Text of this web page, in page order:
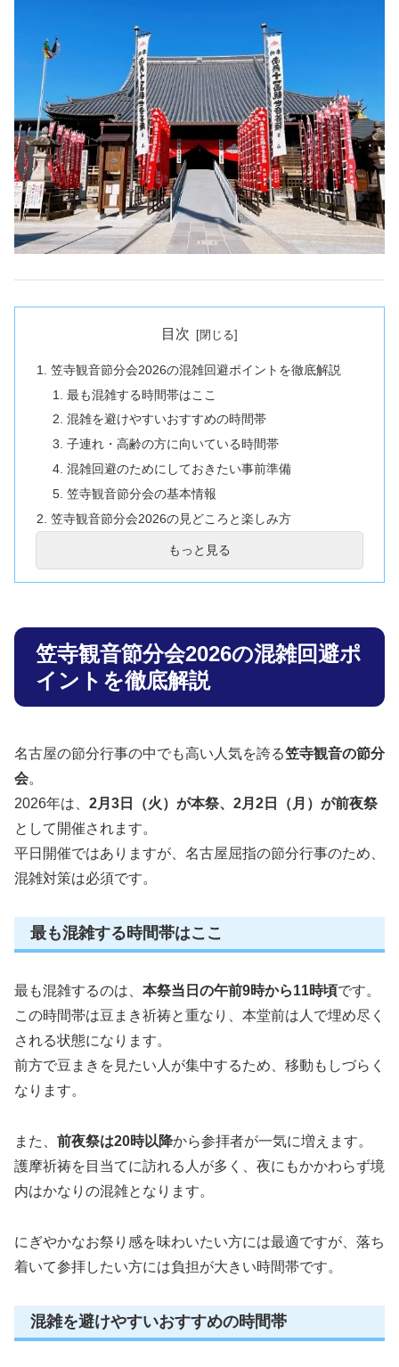
目次
笠寺観音節分会2026の混雑回避ポイントを徹底解説
最も混雑する時間帯はここ
混雑を避けやすいおすすめの時間帯
子連れ・高齢の方に向いている時間帯
混雑回避のためにしておきたい事前準備
笠寺観音節分会の基本情報
笠寺観音節分会2026の見どころと楽しみ方
前夜祭の目玉「開運厄除大護摩祈祷」
本祭最大の見どころ「豆まき祈祷」
笠寺観音節分会2026で立ち寄りたい人気のグルメ
がっつり食べたい人に人気の名物グルメ
あっさり派にうれしい定番の和食
笠寺観音周辺のおすすめ宿泊情報＆予約のコツ
2. 【宿泊計画を成功させるポイント】
笠寺観音節分会の歴史と由来
玉照姫伝説と笠寺観音の信仰
歴史を知ると、節分会の見え方が変わる
笠寺観音節分会2026・総まとめ
もっと見る
笠寺観音節分会2026の混雑回避ポ
イントを徹底解説
名古屋の節分行事の中でも高い人気を誇る笠寺観音の節分
会。
2026年は、 2月3日（火）が本祭、2月2日（月）が前夜祭
として開催されます。
平日開催ではありますが、名古屋屈指の節分行事のため、
混雑対策は必須です。
最も混雑する時間帯はここ
最も混雑するのは、 本祭当日の午前9時から11時頃です。
この時間帯は豆まき祈祷と重なり、本堂前は人で埋め尽く
される状態になります。
前方で豆まきを見たい人が集中するため、移動もしづらく
なります。
また、 前夜祭は20時以降から参拝者が一気に増えます。
護摩祈祷を目当てに訪れる人が多く、夜にもかかわらず境
内はかなりの混雑となります。
にぎやかなお祭り感を味わいたい方には最適ですが、落ち
着いて参拝したい方には負担が大きい時間帯です。
混雑を避けやすいおすすめの時間帯